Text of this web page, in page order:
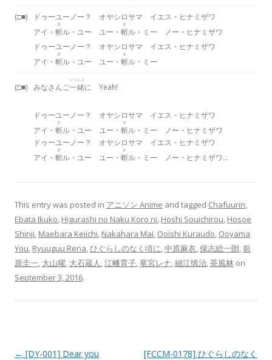
(□■)
ドゥーユーノー？ オヤシロサマ イエス・ヒナミザワ
アイ・ 斬
き
ル・ユー ユー・ 斬
き
ル・ミー ノー・ヒナミザワ
ドゥーユーノー？ オヤシロサマ イエス・ヒナミザワ
アイ・ 斬
き
ル・ユー ユー・ 斬
き
ル・ミー
(□■) みなさんご一緒
いっしょ
に Yeah!
ドゥーユーノー？ オヤシロサマ イエス・ヒナミザワ
アイ・ 斬
き
ル・ユー ユー・ 斬
き
ル・ミー ノー・ヒナミザワ
ドゥーユーノー？ オヤシロサマ イエス・ヒナミザワ
アイ・ 斬
き
ル・ユー ユー・ 斬
き
ル・ミー ノー・ヒナミザワ…
This entry was posted in アニソン Anime and tagged Chafuurin,
Ebata Ikuko, Higurashi no Naku Koro ni, Hoshi Souichirou, Hosoe
Shinji, Maebara Keiichi, Nakahara Mai, Ooishi Kuraudo, Ooyama
You, Ryuuguu Rena,ひぐらしのなく頃に,中原麻衣,保志総一朗,前
原圭一, 大山曜, 大石蔵人,江幡育子,竜宮レナ,細江慎治,茶風林 on
September 3, 2016.
Post navigation
← [DY-001] Dear you
[FCCM-0178] ひぐらしのなく